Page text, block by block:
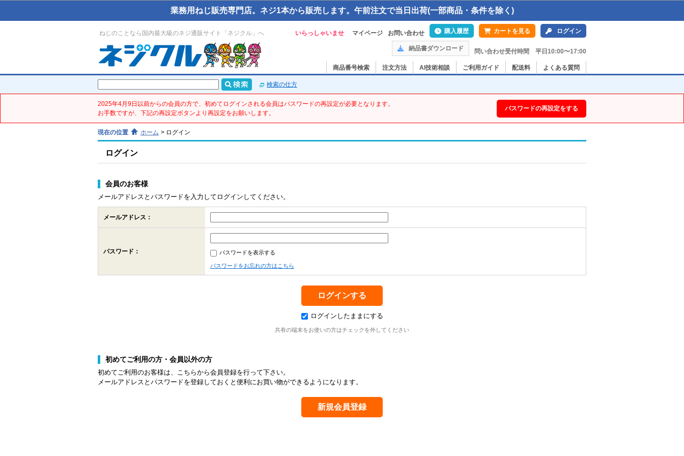
業務用ねじ販売専門店。ネジ1本から販売します。午前注文で当日出荷(一部商品・条件を除く)
ねじのことなら国内最大級のネジ通販サイト「ネジクル」へ いらっしゃいませ マイページ お問い合わせ 購入履歴 カートを見る ログイン
納品書ダウンロード 問い合わせ受付時間 平日10:00〜17:00
商品番号検索 注文方法 AI技術相談 ご利用ガイド 配送料 よくある質問
検索の仕方
2025年4月9日以前からの会員の方で、初めてログインされる会員はパスワードの再設定が必要となります。
お手数ですが、下記の再設定ボタンより再設定をお願いします。
パスワードの再設定をする
現在の位置 ホーム > ログイン
ログイン
会員のお客様
メールアドレスとパスワードを入力してログインしてください。
メールアドレス：
パスワード： パスワードを表示する
パスワードをお忘れの方はこちら
ログインしたままにする
共有の端末をお使いの方はチェックを外してください
初めてご利用の方・会員以外の方
初めてご利用のお客様は、こちらから会員登録を行って下さい。
メールアドレスとパスワードを登録しておくと便利にお買い物ができるようになります。